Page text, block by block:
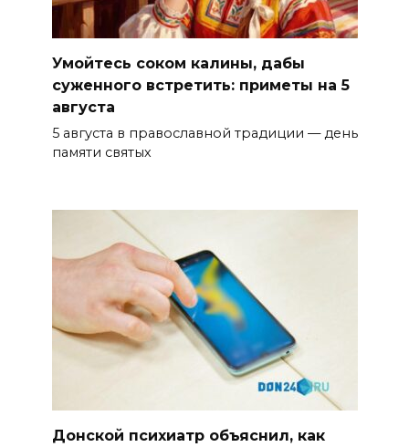
Умойтесь соком калины, дабы
суженного встретить: приметы на 5
августа
5 августа в православной традиции — день
памяти святых
Донской психиатр объяснил, как